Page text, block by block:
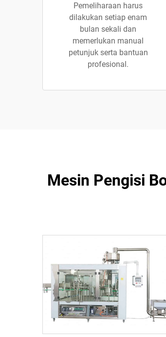
Pemeliharaan harus
dilakukan setiap enam
bulan sekali dan
memerlukan manual
petunjuk serta bantuan
profesional.
Mesin Pengisi